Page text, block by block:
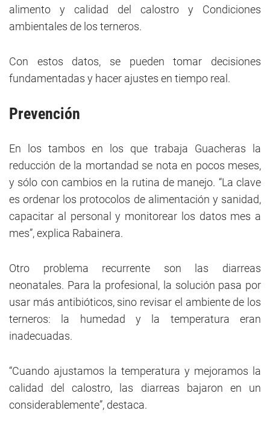
alimento y calidad del calostro y Condiciones
ambientales de los terneros.
Con estos datos, se pueden tomar decisiones
fundamentadas y hacer ajustes en tiempo real.
Prevención
En los tambos en los que trabaja Guacheras la
reducción de la mortandad se nota en pocos meses,
y sólo con cambios en la rutina de manejo. “La clave
es ordenar los protocolos de alimentación y sanidad,
capacitar al personal y monitorear los datos mes a
mes”, explica Rabainera.
Otro problema recurrente son las diarreas
neonatales. Para la profesional, la solución pasa por
usar más antibióticos, sino revisar el ambiente de los
terneros: la humedad y la temperatura eran
inadecuadas.
“Cuando ajustamos la temperatura y mejoramos la
calidad del calostro, las diarreas bajaron en un
considerablemente”, destaca.